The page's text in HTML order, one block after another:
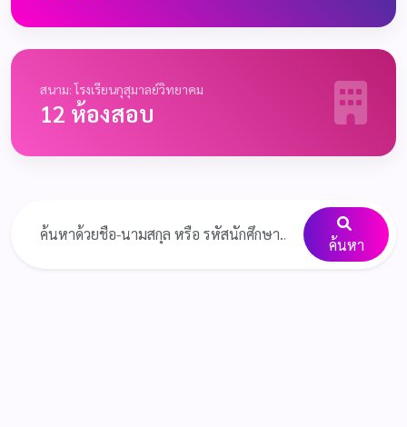
สนาม: โรงเรียนกุสุมาลย์วิทยาคม
12 ห้องสอบ
ค้นหา